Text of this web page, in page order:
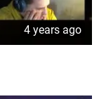
4 years ago